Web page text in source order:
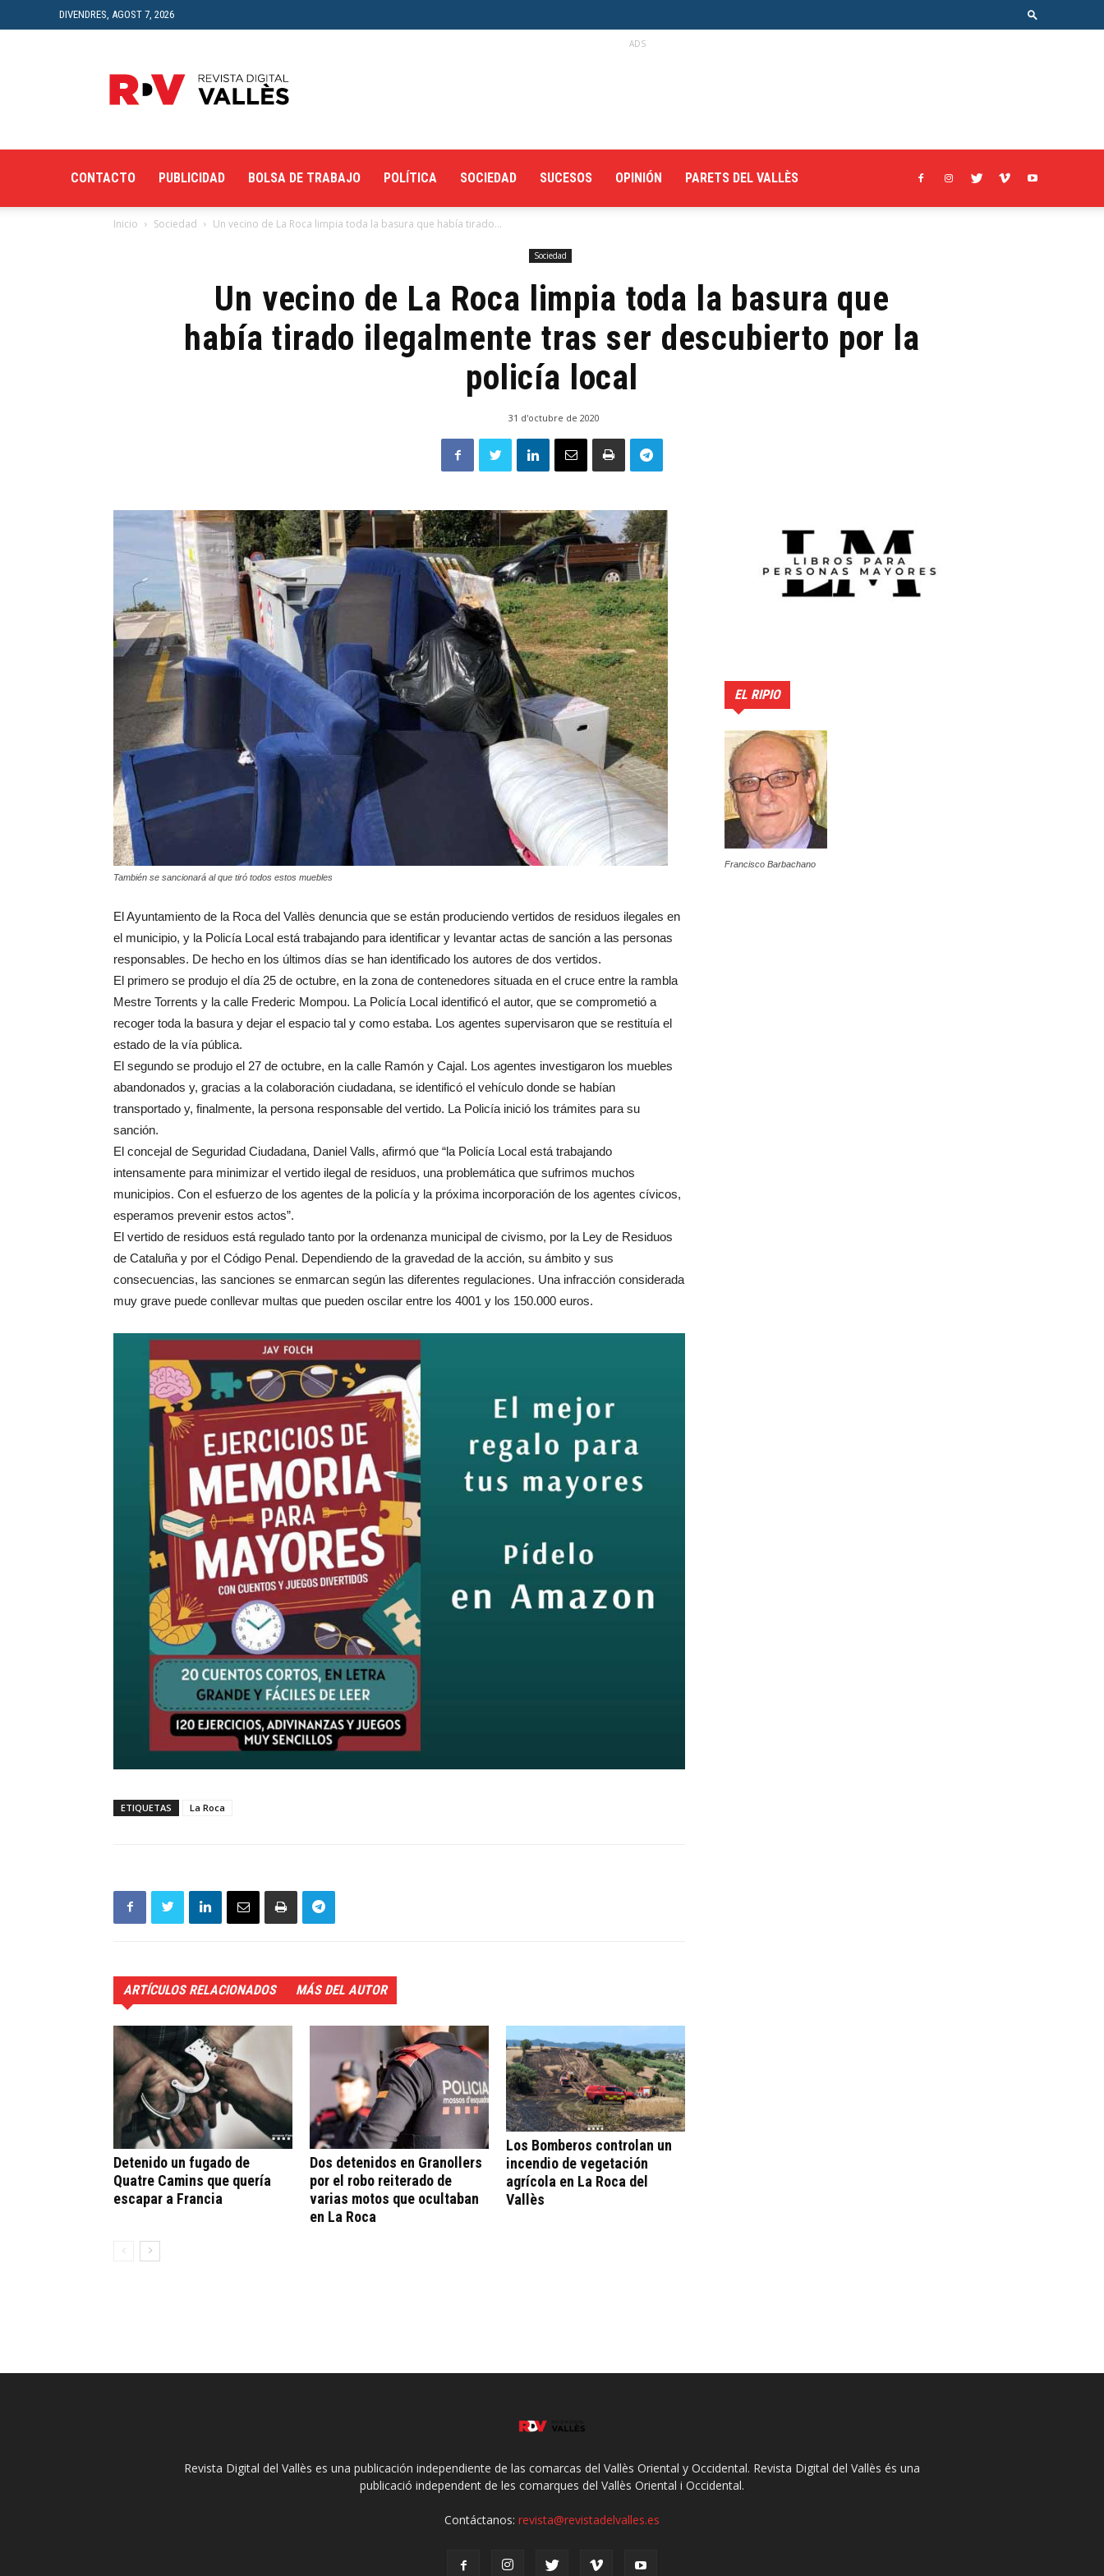
DIVENDRES, AGOST 7, 2026
Digital
del
ADS
CONTACTO PUBLICIDAD BOLSA DE TRABAJO POLÍTICA SOCIEDAD SUCESOS OPINIÓN PARETS DEL VALLÈS
Inicio Sociedad Un vecino de La Roca limpia toda la basura que había tirado...
Sociedad
Un vecino de La Roca limpia toda la basura que
había tirado ilegalmente tras ser descubierto por la
policía local
31 d'octubre de 2020
También se sancionará al que tiró todos estos muebles
El Ayuntamiento de la Roca del Vallès denuncia que se están produciendo vertidos de residuos ilegales en
el municipio, y la Policía Local está trabajando para identificar y levantar actas de sanción a las personas
responsables. De hecho en los últimos días se han identificado los autores de dos vertidos.
El primero se produjo el día 25 de octubre, en la zona de contenedores situada en el cruce entre la rambla
Mestre Torrents y la calle Frederic Mompou. La Policía Local identificó el autor, que se comprometió a
recoger toda la basura y dejar el espacio tal y como estaba. Los agentes supervisaron que se restituía el
estado de la vía pública.
El segundo se produjo el 27 de octubre, en la calle Ramón y Cajal. Los agentes investigaron los muebles
abandonados y, gracias a la colaboración ciudadana, se identificó el vehículo donde se habían
transportado y, finalmente, la persona responsable del vertido. La Policía inició los trámites para su
sanción.
El concejal de Seguridad Ciudadana, Daniel Valls, afirmó que “la Policía Local está trabajando
intensamente para minimizar el vertido ilegal de residuos, una problemática que sufrimos muchos
municipios. Con el esfuerzo de los agentes de la policía y la próxima incorporación de los agentes cívicos,
esperamos prevenir estos actos”.
El vertido de residuos está regulado tanto por la ordenanza municipal de civismo, por la Ley de Residuos
de Cataluña y por el Código Penal. Dependiendo de la gravedad de la acción, su ámbito y sus
consecuencias, las sanciones se enmarcan según las diferentes regulaciones. Una infracción considerada
muy grave puede conllevar multas que pueden oscilar entre los 4001 y los 150.000 euros.
ETIQUETAS La Roca
ARTÍCULOS RELACIONADOS MÁS DEL AUTOR
Detenido un fugado de
Quatre Camins que quería
escapar a Francia
Dos detenidos en Granollers
por el robo reiterado de
varias motos que ocultaban
en La Roca
Los Bomberos controlan un
incendio de vegetación
agrícola en La Roca del
Vallès
EL RIPIO
Francisco Barbachano
Revista Digital del Vallès es una publicación independiente de las comarcas del Vallès Oriental y Occidental. Revista Digital del Vallès és una
publicació independent de les comarques del Vallès Oriental i Occidental.
Contáctanos: revista@revistadelvalles.es